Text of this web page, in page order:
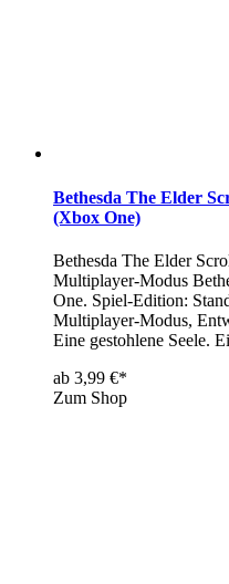
Bethesda The Elder
(Xbox One)
Bethesda The Elder
Multiplayer-Modus
One. Spiel-Edition:
Multiplayer-Modus,
Eine gestohlene Seele.
ab 3,99 €*
Zum Shop